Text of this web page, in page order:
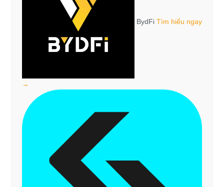
BydFi Tìm hiểu ngay
→